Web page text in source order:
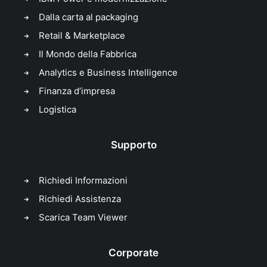
Dalla carta al packaging
Retail & Marketplace
Il Mondo della Fabbrica
Analytics e Business Intelligence
Finanza d’impresa
Logistica
Supporto
Richiedi Informazioni
Richiedi Assistenza
Scarica Team Viewer
Corporate